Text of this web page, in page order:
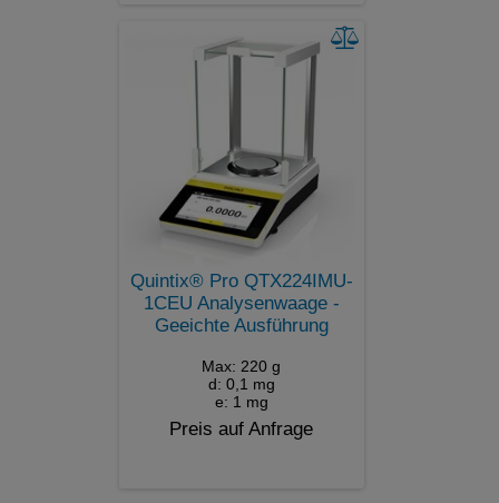
Quintix® Pro QTX224IMU-
1CEU Analysenwaage -
Geeichte Ausführung
Max: 220 g
d: 0,1 mg
e: 1 mg
Preis auf Anfrage